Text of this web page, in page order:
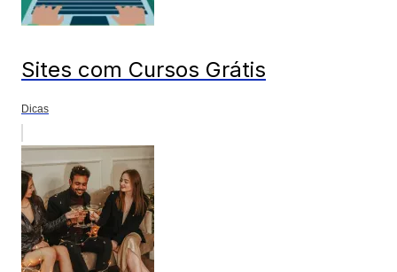
Sites com Cursos Grátis
Dicas